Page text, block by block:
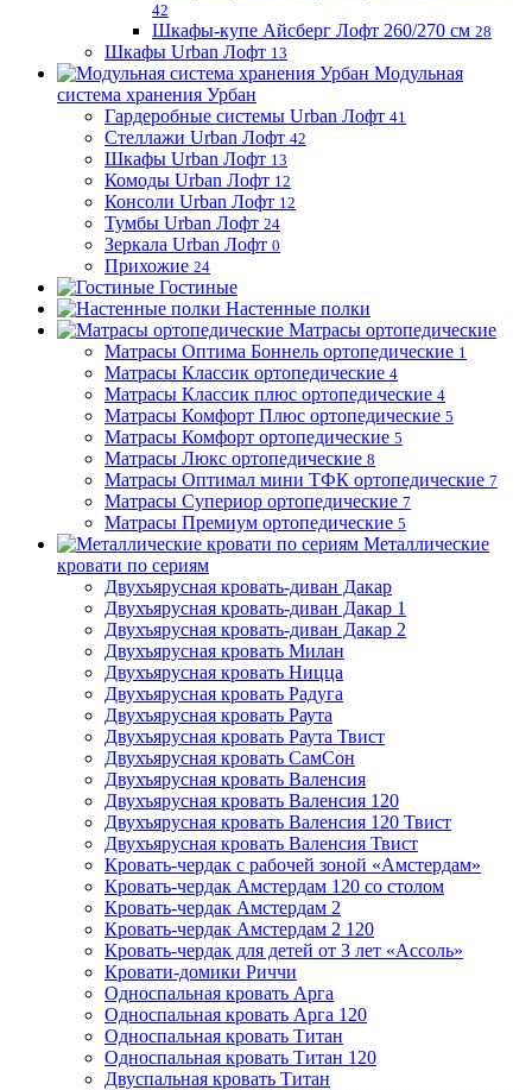
42
Шкафы-купе Айсберг Лофт 260/270 см 28
Шкафы Urban Лофт 13
Модульная
система хранения Урбан
Гардеробные системы Urban Лофт 41
Стеллажи Urban Лофт 42
Шкафы Urban Лофт 13
Комоды Urban Лофт 12
Консоли Urban Лофт 12
Тумбы Urban Лофт 24
Зеркала Urban Лофт 0
Прихожие 24
Гостиные
Настенные полки
Матрасы ортопедические
Матрасы Оптима Боннель ортопедические 1
Матрасы Классик ортопедические 4
Матрасы Классик плюс ортопедические 4
Матрасы Комфорт Плюс ортопедические 5
Матрасы Комфорт ортопедические 5
Матрасы Люкс ортопедические 8
Матрасы Оптимал мини ТФК ортопедические 7
Матрасы Супериор ортопедические 7
Матрасы Премиум ортопедические 5
Металлические
кровати по сериям
Двухъярусная кровать-диван Дакар
Двухъярусная кровать-диван Дакар 1
Двухъярусная кровать-диван Дакар 2
Двухъярусная кровать Милан
Двухъярусная кровать Ницца
Двухъярусная кровать Радуга
Двухъярусная кровать Раута
Двухъярусная кровать Раута Твист
Двухъярусная кровать СамСон
Двухъярусная кровать Валенсия
Двухъярусная кровать Валенсия 120
Двухъярусная кровать Валенсия 120 Твист
Двухъярусная кровать Валенсия Твист
Кровать-чердак с рабочей зоной «Амстердам»
Кровать-чердак Амстердам 120 со столом
Кровать-чердак Амстердам 2
Кровать-чердак Амстердам 2 120
Кровать-чердак для детей от 3 лет «Ассоль»
Кровати-домики Риччи
Односпальная кровать Арга
Односпальная кровать Арга 120
Односпальная кровать Титан
Односпальная кровать Титан 120
Двуспальная кровать Титан